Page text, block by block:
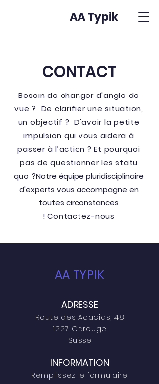
AA Typik
CONTACT
Besoin de changer d'angle de
vue ? De clarifier une situation,
un objectif ? D'avoir la petite
impulsion qui vous aidera à
passer à l’action ? Et pourquoi
pas de questionner les statu
quo ?Notre équipe pluridisciplinaire
d'experts vous accompagne en
toutes circonstances
!Contactez-nous
AA TYPIK
ADRESSE
Route des Acacias, 48
1227 Carouge
Suisse
INFORMATION
Remplissez le formulaire